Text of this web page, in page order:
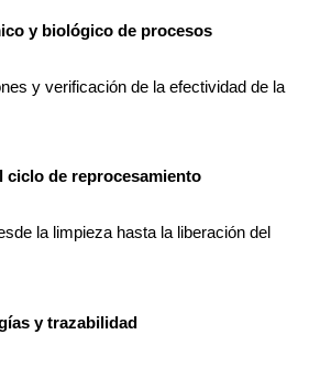
y biológico de procesos
y verificación de la efectividad de la
ciclo de reprocesamiento
la limpieza hasta la liberación del
y trazabilidad